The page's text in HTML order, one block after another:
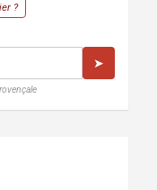
?
➤